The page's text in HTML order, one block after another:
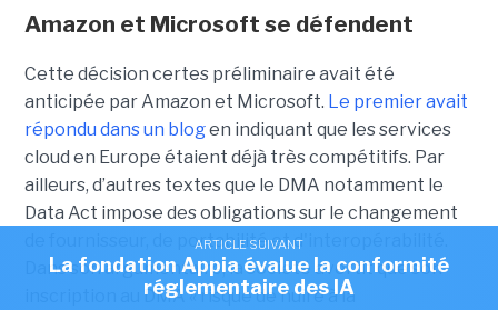
Amazon et Microsoft se défendent
Cette décision certes préliminaire avait été
anticipée par Amazon et Microsoft. Le premier avait
répondu dans un blogen indiquant que les services
cloud en Europe étaient déjà très compétitifs. Par
ailleurs, d’autres textes que le DMA notamment le
Data Act impose des obligations sur le changement
de fournisseur, de portabilité et d'interopérabilité.
Dans son argumentaire, la société avertit que son
inscription au DMA « risque de nuire à la
ARTICLE SUIVANT
La fondation Appia évalue la conformité
réglementaire des IA